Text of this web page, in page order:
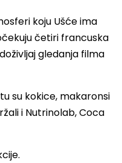
koju Ušće ima
četiri francuska
gledanja filma
su kokice, makaronsi
i Nutrinolab, Coca